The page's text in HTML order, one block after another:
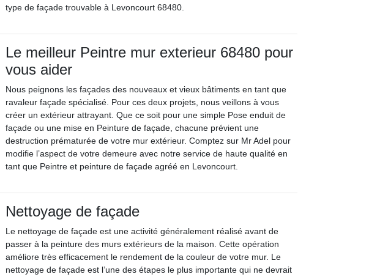
type de façade trouvable à Levoncourt 68480.
Le meilleur Peintre mur exterieur 68480 pour
vous aider
Nous peignons les façades des nouveaux et vieux bâtiments en tant que
ravaleur façade spécialisé. Pour ces deux projets, nous veillons à vous
créer un extérieur attrayant. Que ce soit pour une simple Pose enduit de
façade ou une mise en Peinture de façade, chacune prévient une
destruction prématurée de votre mur extérieur. Comptez sur Mr Adel pour
modifie l’aspect de votre demeure avec notre service de haute qualité en
tant que Peintre et peinture de façade agréé en Levoncourt.
Nettoyage de façade
Le nettoyage de façade est une activité généralement réalisé avant de
passer à la peinture des murs extérieurs de la maison. Cette opération
améliore très efficacement le rendement de la couleur de votre mur. Le
nettoyage de façade est l’une des étapes le plus importante qui ne devrait